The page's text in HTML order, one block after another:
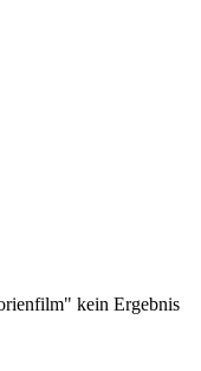
kein Ergebnis